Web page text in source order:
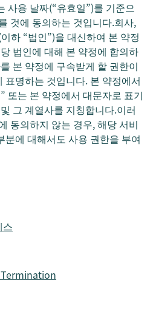
사용 날짜(“유효일”)를 기준으
것에 동의하는 것입니다.회사,
하 “법인”)을 대신하여 본 약정
법인에 대해 본 약정에 합의하
본 약정에 구속받게 할 권한이
명하는 것입니다. 본 약정에서
또는 본 약정에서 대문자로 표기
그 계열사를 지칭합니다.이러
동의하지 않는 경우, 해당 서비
분에 대해서도 사용 권한을 부여
스